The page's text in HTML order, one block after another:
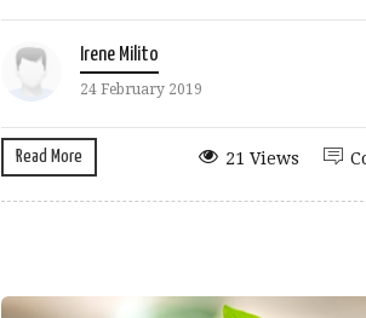
Irene Milito
24 February 2019
Read More 21 Views